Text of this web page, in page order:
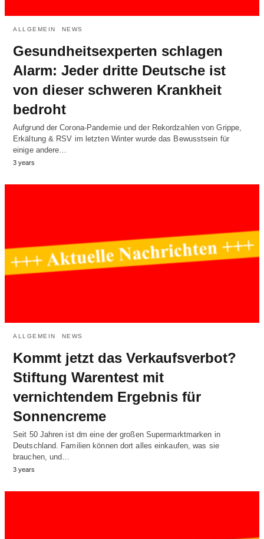
ALLGEMEIN NEWS
Gesundheitsexperten schlagen
Alarm: Jeder dritte Deutsche ist
von dieser schweren Krankheit
bedroht
Aufgrund der Corona-Pandemie und der Rekordzahlen von Grippe,
Erkältung & RSV im letzten Winter wurde das Bewusstsein für
einige andere…
3 years
ALLGEMEIN NEWS
Kommt jetzt das Verkaufsverbot?
Stiftung Warentest mit
vernichtendem Ergebnis für
Sonnencreme
Seit 50 Jahren ist dm eine der großen Supermarktmarken in
Deutschland. Familien können dort alles einkaufen, was sie
brauchen, und…
3 years